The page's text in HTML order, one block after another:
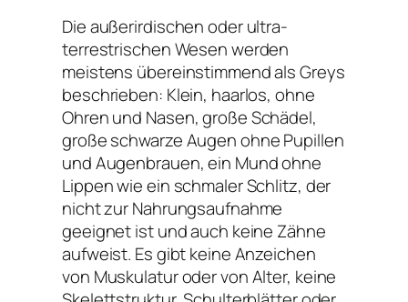
Die außerirdischen oder ultra-
terrestrischen Wesen werden
meistens übereinstimmend als Greys
beschrieben: Klein, haarlos, ohne
Ohren und Nasen, große Schädel,
große schwarze Augen ohne Pupillen
und Augenbrauen, ein Mund ohne
Lippen wie ein schmaler Schlitz, der
nicht zur Nahrungsaufnahme
geeignet ist und auch keine Zähne
aufweist. Es gibt keine Anzeichen
von Muskulatur oder von Alter, keine